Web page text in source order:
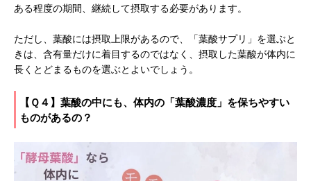
ある程度の期間、継続して摂取する必要があります。
ただし、葉酸には摂取上限があるので、「葉酸サプリ」を選ぶと
きは、含有量だけに着目するのではなく、摂取した葉酸が体内に
長くとどまるものを選ぶとよいでしょう。
【Ｑ４】葉酸の中にも、体内の「葉酸濃度」を保ちやすい
ものがあるの？